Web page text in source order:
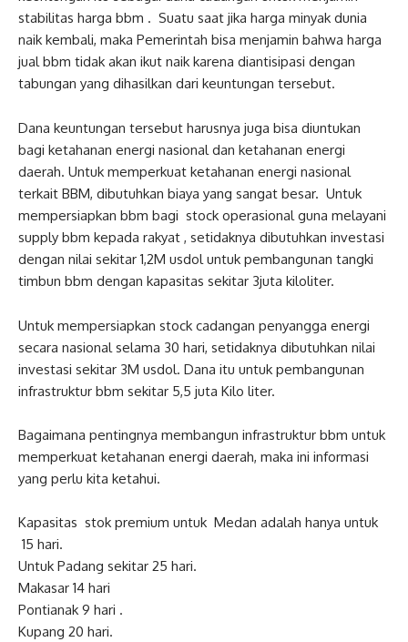
stabilitas harga bbm . Suatu saat jika harga minyak dunia
naik kembali, maka Pemerintah bisa menjamin bahwa harga
jual bbm tidak akan ikut naik karena diantisipasi dengan
tabungan yang dihasilkan dari keuntungan tersebut.
Dana keuntungan tersebut harusnya juga bisa diuntukan
bagi ketahanan energi nasional dan ketahanan energi
daerah. Untuk memperkuat ketahanan energi nasional
terkait BBM, dibutuhkan biaya yang sangat besar. Untuk
mempersiapkan bbm bagi stock operasional ‎guna melayani
supply bbm kepada rakyat , setidaknya dibutuhkan investasi
dengan nilai sekitar 1,2M usdol untuk pembangunan tangki
timbun bbm dengan kapasitas sekitar 3juta kiloliter.
Untuk mempersiapkan stock cadangan penyangga energi
secara nasional selama 30 hari, setidaknya dibutuhkan nilai
investasi sekitar 3M usdol. Dana itu untuk pembangunan
infrastruktur bbm sekitar 5,5 juta Kilo liter.
Bagaimana pentingnya membangun infrastruktur bbm untuk
memperkuat ketahanan energi daerah, maka ini informasi
yang perlu kita ketahui.
Kapasitas stok premium untuk Medan adalah hanya untuk
15 hari.
Untuk Padang sekitar 25 hari.
Makasar 14 hari
Pontianak 9 hari .
Kupang 20 hari. ‎